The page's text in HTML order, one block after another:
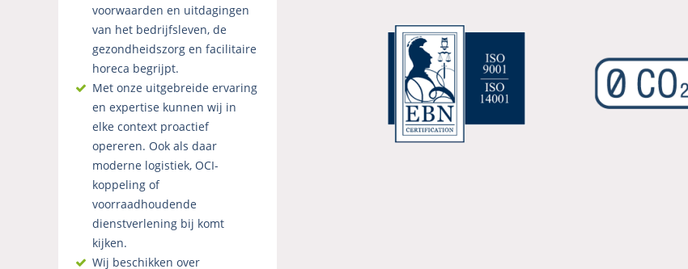
voorwaarden en uitdagingen
van het bedrijfsleven, de
gezondheidszorg en facilitaire
horeca begrijpt.
Met onze uitgebreide ervaring
en expertise kunnen wij in
elke context proactief
opereren. Ook als daar
moderne logistiek, OCI-
koppeling of
voorraadhoudende
dienstverlening bij komt
kijken.
Wij beschikken over